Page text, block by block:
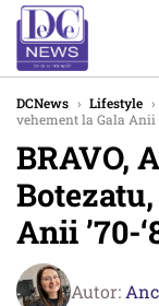
DCNews › Lifestyle ›
vehement la Gala Anii
BRAVO,
Anii ’70-
Autor: